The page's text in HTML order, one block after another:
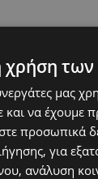
μας
και να έχουμε
προσωπικά
για
ανάλυση